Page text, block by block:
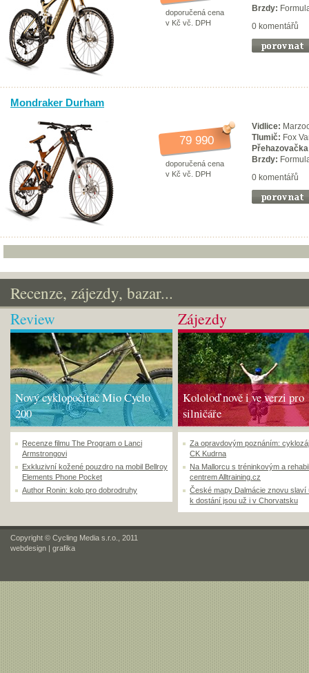
doporučená cena
v Kč vč. DPH
Brzdy:
0 komentářů
Mondraker Durham
79 990
doporučená cena
v Kč vč. DPH
Vidlice:
Tlumič: Fox
Brzdy:
0 komentářů
Recenze, zájezdy, bazar...
Review
Nový cyklopočítač Mio Cyclo
200
Recenze filmu The Program o Lanci
Armstrongovi
Exkluzivní kožené pouzdro na mobil Bellroy
Elements Phone Pocket
Author Ronin: kolo pro dobrodruhy
Zájezdy
Kololoď nově i ve verzi pro
silničáře
Za opravdovým poznáním:
CK Kudrna
Na Mallorcu s tréninkovým a
centrem Alltraining.cz
České mapy Dalmácie znovu slaví
k dostání jsou už i v Chorvatsku
Copyright © Cycling Media s.r.o., 2011
webdesign | grafika